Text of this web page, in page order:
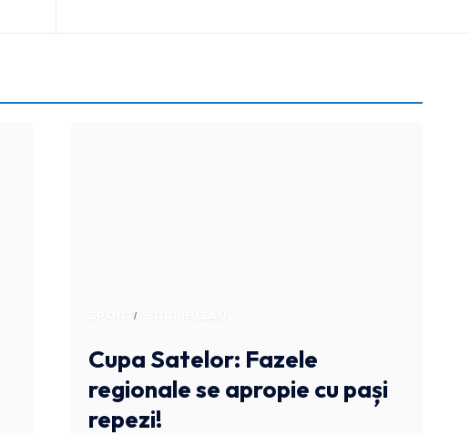
SPORT
Cupa Satelor: Fazele
regionale se apropie cu pași
repezi!